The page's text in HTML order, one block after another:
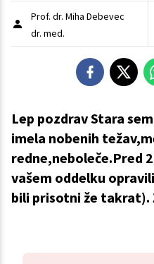
Prof. dr. Miha Debevec
dr. med.
Lep pozdrav Stara
imela nobenih
redne,neboleče.Pred
vašem oddelku
bili prisotni že takrat).